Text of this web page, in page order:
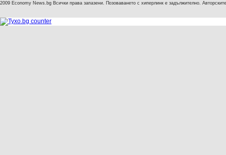
2009 Economy News.bg Всички права запазени. Позоваването с хиперлинк е задължително.